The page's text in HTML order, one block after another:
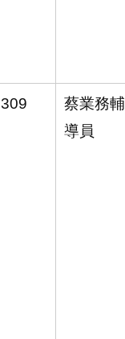
309
蔡業務輔
導員